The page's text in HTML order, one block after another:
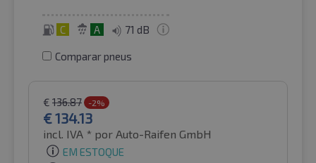
C A 71 dB
Comparar pneus
€ 136.87 -2%
€134.13
incl. IVA * por Auto-Raifen GmbH
EM ESTOQUE